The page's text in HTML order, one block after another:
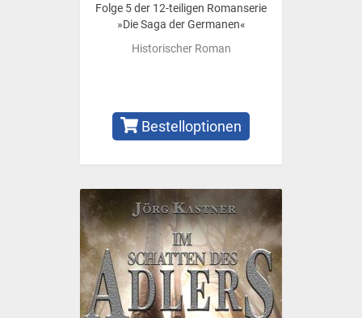
Folge 5 der 12-teiligen Romanserie
»Die Saga der Germanen«
Historischer Roman
Bestelloptionen